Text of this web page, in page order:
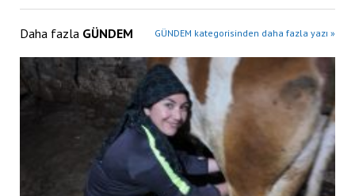
Daha fazla GÜNDEM GÜNDEM kategorisinden daha fazla yazı »